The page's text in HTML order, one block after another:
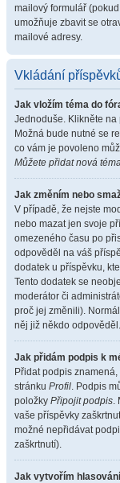
mailový formulář
umožňuje zbavit se
mailové adresy.
Vkládání
Jak vložím téma do
Jednoduše. Klikněte
Možná bude nutné se
co vám je povoleno
Můžete přidat nová
Jak změním nebo
V případě, že nejste
nebo mazat jen svoje
omezeného času po
odpověděl na váš
dodatek u příspěvku,
Tento dodatek se
moderátor či
proč jej změnili).
něj již někdo odpověděl.
Jak přidám podpis k
Přidat podpis
stránku Profil. Podpis
položky Připojit podpis.
vaše příspěvky
možné nepřidávat
zaškrtnutí).
Jak vytvořím